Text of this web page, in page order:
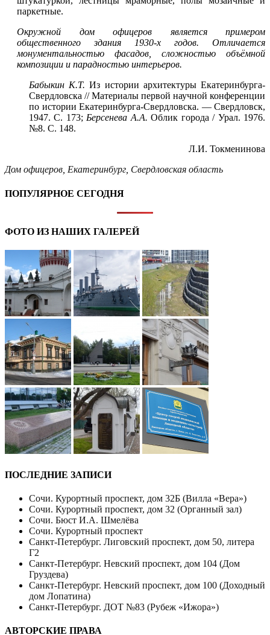
паркетные.
Окружной дом офицеров является примером
общественного здания 1930-х годов. Отличается
монументальностью фасадов, сложностью объёмной
композиции и парадностью интерьеров.
Бабыкин К.Т. Из истории архитектуры Екатеринбурга-
Свердловска // Материалы первой научной конференции
по истории Екатеринбурга-Свердловска. — Свердловск,
1947. С. 173; Берсенева А.А. Облик города / Урал. 1976.
№8. С. 148.
Л.И. Токменинова
Дом офицеров Екатеринбург Свердловская область
ПОПУЛЯРНОЕ СЕГОДНЯ
ФОТО ИЗ НАШИХ ГАЛЕРЕЙ
ПОСЛЕДНИЕ ЗАПИСИ
Сочи. Курортный проспект, дом 32Б (Вилла «Вера»)
Сочи. Курортный проспект, дом 32 (Органный зал)
Сочи. Бюст И.А. Шмелёва
Сочи. Курортный проспект
Санкт-Петербург. Лиговский проспект, дом 50, литера
Г2
Санкт-Петербург. Невский проспект, дом 104 (Дом
Груздева)
Санкт-Петербург. Невский проспект, дом 100 (Доходный
дом Лопатина)
Санкт-Петербург. ДОТ №83 (Рубеж «Ижора»)
АВТОРСКИЕ ПРАВА